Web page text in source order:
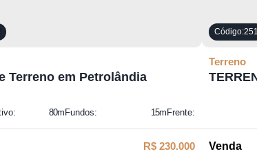
Terreno em Petrolândia
R$ 230.000
Fundos:
80m Frente:
15m
251
Terreno